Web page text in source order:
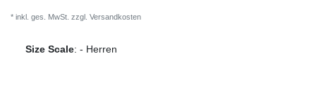
* inkl. ges. MwSt. zzgl. Versandkosten
Size Scale: - Herren